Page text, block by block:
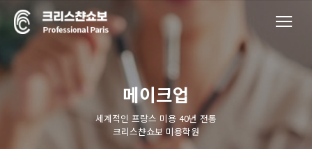
메이크업
세계적인 프랑스 미용 40년 전통
크리스챤쇼보 미용학원